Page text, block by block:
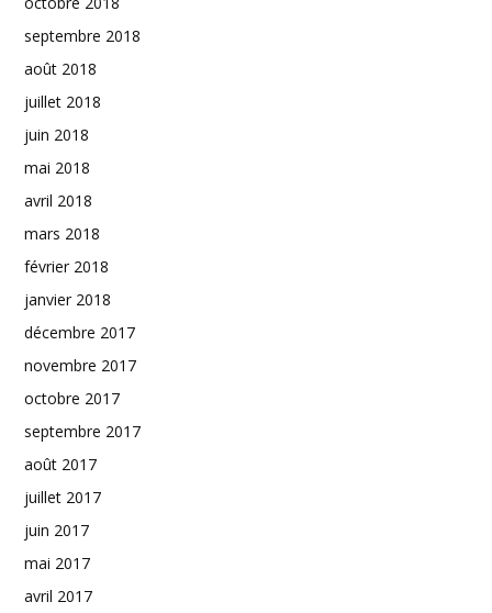
septembre 2018
août 2018
juillet 2018
juin 2018
mai 2018
avril 2018
mars 2018
février 2018
janvier 2018
décembre 2017
novembre 2017
octobre 2017
septembre 2017
août 2017
juillet 2017
juin 2017
mai 2017
avril 2017